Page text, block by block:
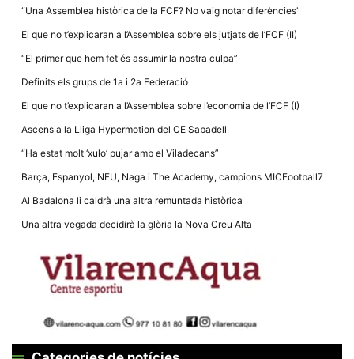
“Una Assemblea històrica de la FCF? No vaig notar diferències”
El que no t’explicaran a l’Assemblea sobre els jutjats de l’FCF (II)
“El primer que hem fet és assumir la nostra culpa”
Definits els grups de 1a i 2a Federació
El que no t’explicaran a l’Assemblea sobre l’economia de l’FCF (I)
Ascens a la Lliga Hypermotion del CE Sabadell
“Ha estat molt ‘xulo’ pujar amb el Viladecans”
Barça, Espanyol, NFU, Naga i The Academy, campions MICFootball7
Al Badalona li caldrà una altra remuntada històrica
Una altra vegada decidirà la glòria la Nova Creu Alta